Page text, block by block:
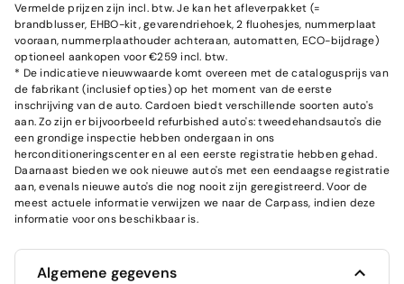
Vermelde prijzen zijn incl. btw. Je kan het afleverpakket (=
brandblusser, EHBO-kit, gevarendriehoek, 2 fluohesjes, nummerplaat
vooraan, nummerplaathouder achteraan, automatten, ECO-bijdrage)
optioneel aankopen voor €259 incl. btw.
* De indicatieve nieuwwaarde komt overeen met de catalogusprijs van
de fabrikant (inclusief opties) op het moment van de eerste
inschrijving van de auto. Cardoen biedt verschillende soorten auto's
aan. Zo zijn er bijvoorbeeld refurbished auto's: tweedehandsauto's die
een grondige inspectie hebben ondergaan in ons
herconditioneringscenter en al een eerste registratie hebben gehad.
Daarnaast bieden we ook nieuwe auto's met een eendaagse registratie
aan, evenals nieuwe auto's die nog nooit zijn geregistreerd. Voor de
meest actuele informatie verwijzen we naar de Carpass, indien deze
informatie voor ons beschikbaar is.
Algemene gegevens